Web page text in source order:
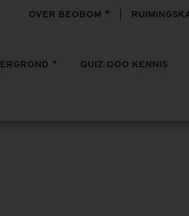
OVER BEOBOM
QUIZ OOO KENNIS